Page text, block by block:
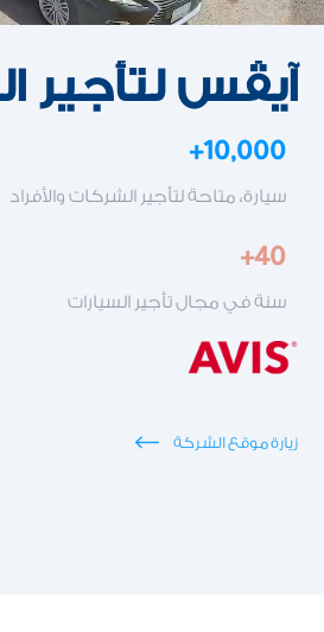
آيڤس لتأجير
10,000+
سيارة، متاحة لتأجير الشركات والأفراد
40+
سنة في مجال تأجير السيارات
زيارة موقع الشركة